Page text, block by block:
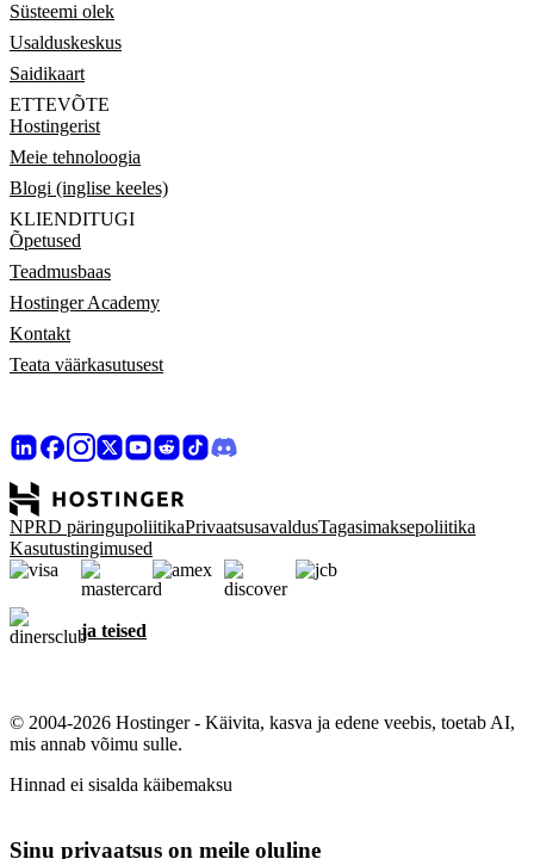
Süsteemi olek
Usalduskeskus
Saidikaart
ETTEVÕTE
Hostingerist
Meie tehnoloogia
Blogi (inglise keeles)
KLIENDITUGI
Õpetused
Teadmusbaas
Hostinger Academy
Kontakt
Teata väärkasutusest
NPRD päringupoliitikaPrivaatsusavaldusTagasimaksepoliitika
Kasutustingimused
ja teised
© 2004-2026 Hostinger - Käivita, kasva ja edene veebis, toetab AI,
mis annab võimu sulle.
Hinnad ei sisalda käibemaksu
Sinu privaatsus on meile oluline